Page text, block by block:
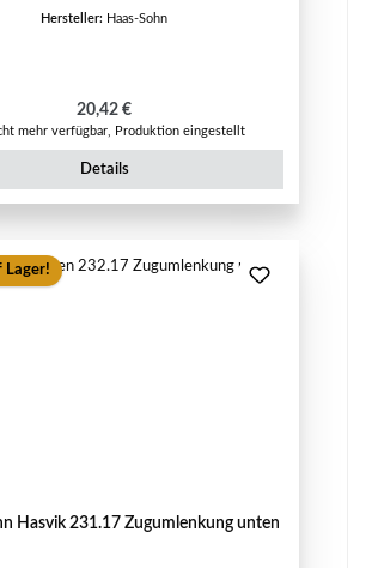
Hersteller: Haas-Sohn
Regulärer Preis:
20,42 €
mehr verfügbar, Produktion eingestellt
Details
Lager!
Hasvik 231.17 Zugumlenkung unten